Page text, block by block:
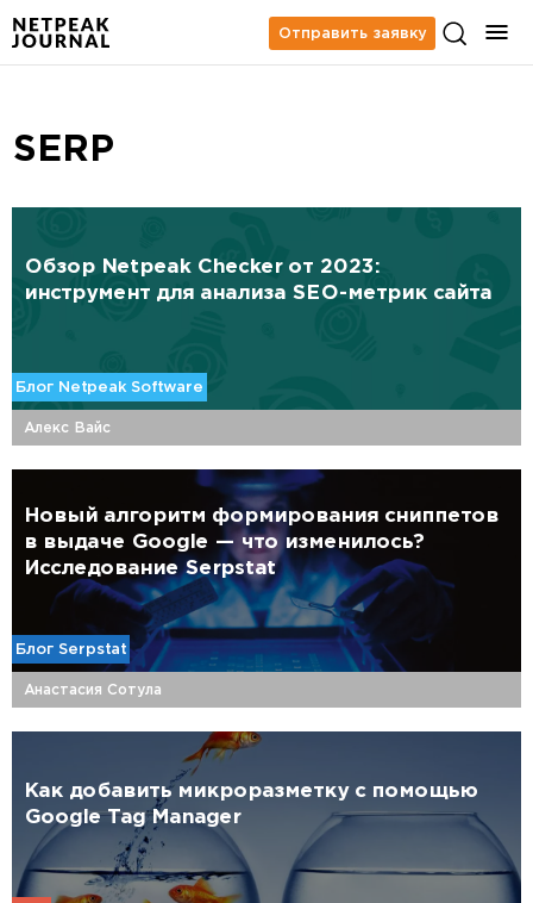
Отправить заявку
SERP
Обзор Netpeak Checker от 2023:
инструмент для анализа SEO-метрик сайта
Блог Netpeak Software
Алекс Вайс
Новый алгоритм формирования сниппетов
в выдаче Google — что изменилось?
Исследование Serpstat
Блог Serpstat
Анастасия Сотула
Как добавить микроразметку с помощью
Google Tag Manager